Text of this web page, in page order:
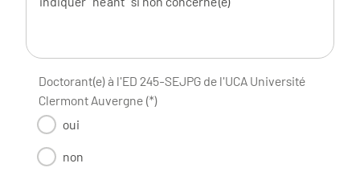
Doctorant(e) à l'ED 245-SEJPG de l'UCA Université
Clermont Auvergne (*)
oui
non